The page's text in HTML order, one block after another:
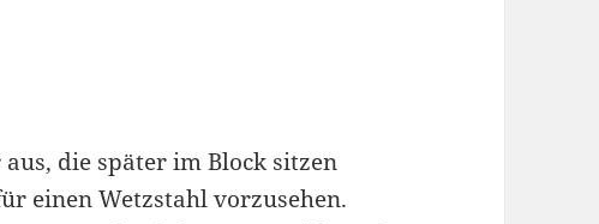
die später im Block sitzen
einen Wetzstahl vorzusehen.